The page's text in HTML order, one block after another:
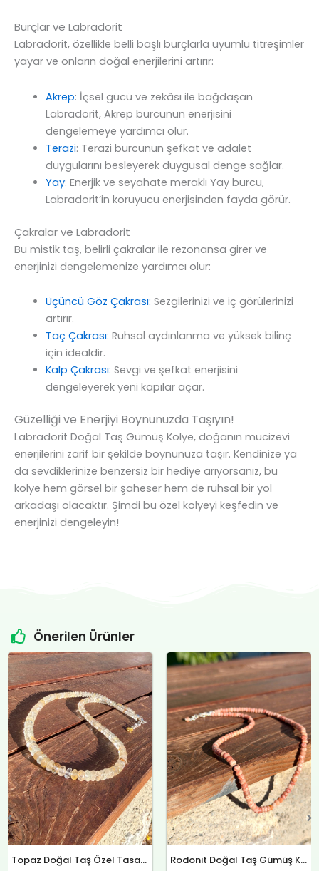
Burçlar ve Labradorit
Labradorit, özellikle belli başlı burçlarla uyumlu titreşimler
yayar ve onların doğal enerjilerini artırır:
Akrep: İçsel gücü ve zekâsı ile bağdaşan
Labradorit, Akrep burcunun enerjisini
dengelemeye yardımcı olur.
Terazi: Terazi burcunun şefkat ve adalet
duygularını besleyerek duygusal denge sağlar.
Yay: Enerjik ve seyahate meraklı Yay burcu,
Labradorit’in koruyucu enerjisinden fayda görür.
Çakralar ve Labradorit
Bu mistik taş, belirli çakralar ile rezonansa girer ve
enerjinizi dengelemenize yardımcı olur:
Üçüncü Göz Çakrası: Sezgilerinizi ve iç görülerinizi
artırır.
Taç Çakrası: Ruhsal aydınlanma ve yüksek bilinç
için idealdir.
Kalp Çakrası: Sevgi ve şefkat enerjisini
dengeleyerek yeni kapılar açar.
Güzelliği ve Enerjiyi Boynunuzda Taşıyın!
Labradorit Doğal Taş Gümüş Kolye, doğanın mucizevi
enerjilerini zarif bir şekilde boynunuza taşır. Kendinize ya
da sevdiklerinize benzersiz bir hediye arıyorsanız, bu
kolye hem görsel bir şaheser hem de ruhsal bir yol
arkadaşı olacaktır. Şimdi bu özel kolyeyi keşfedin ve
enerjinizi dengeleyin!
Önerilen Ürünler
Rodonit Doğal Taş Gümüş Kolye
Orijinal
fiyat:
₺4.800,00.
Şu
andaki
fiyat:
₺4.500,00.
Sitrin Doğal Taş Özel Tasarım Gümüş Kolye
Orijinal
fiyat:
₺12.400,00.
Şu
andaki
fiyat:
₺12.000,00.